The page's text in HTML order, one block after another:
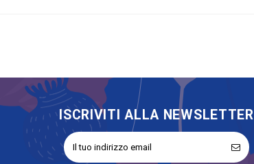
Sacchetti
ISCRIVITI ALLA NEWSLETTER